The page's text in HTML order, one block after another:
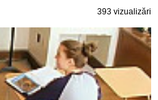
393 vizualizări